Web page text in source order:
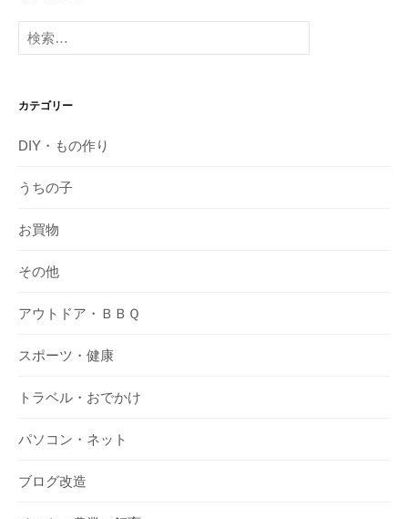
検
索:
カテゴリー
DIY・もの作り
うちの子
お買物
その他
アウトドア・ＢＢＱ
スポーツ・健康
トラベル・おでかけ
パソコン・ネット
ブログ改造